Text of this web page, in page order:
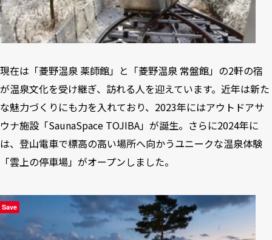
現在は「菱野温泉 薬師館」と「菱野温泉 常盤館」の2軒の宿
が温泉文化を受け継ぎ、訪れる人を迎えています。近年は新た
な魅力づくりにも力を入れており、2023年にはアウトドアサ
ウナ施設「SaunaSpace TOJIBA」が誕生。さらに2024年に
は、登山電車で標高の高い場所へ向かうユニークな温泉体験
「雲上の停車場」がオープンしました。
Save